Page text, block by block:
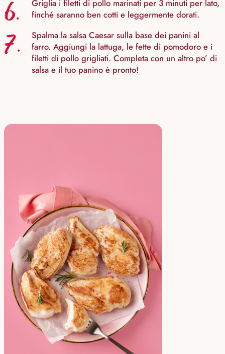
6.
Griglia i filetti di pollo marinati per 3 minuti per lato,
finché saranno ben cotti e leggermente dorati.
7.
Spalma la salsa Caesar sulla base dei panini al
farro. Aggiungi la lattuga, le fette di pomodoro e i
filetti di pollo grigliati. Completa con un altro po’ di
salsa e il tuo panino è pronto!